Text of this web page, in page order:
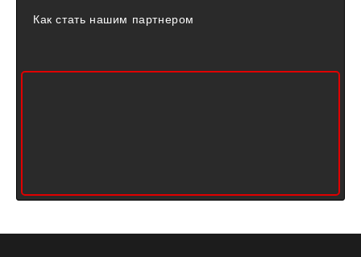
Как стать нашим партнером